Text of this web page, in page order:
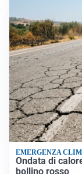
EMERGENZA
Ondata di
bollino rosso